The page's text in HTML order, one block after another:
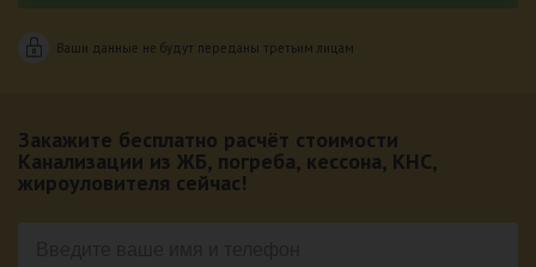
Ваши данные не будут переданы третьим лицам
Закажите бесплатно расчёт стоимости
Канализации из ЖБ, погреба, кессона, КНС,
жироуловителя сейчас!